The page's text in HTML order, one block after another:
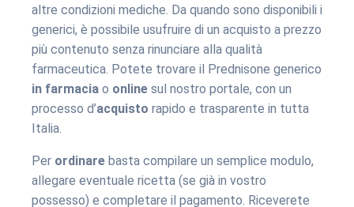
altre condizioni mediche. Da quando sono disponibili i
generici, è possibile usufruire di un acquisto a prezzo
più contenuto senza rinunciare alla qualità
farmaceutica. Potete trovare il Prednisone generico
in farmacia o online sul nostro portale, con un
processo d’acquisto rapido e trasparente in tutta
Italia.
Per ordinare basta compilare un semplice modulo,
allegare eventuale ricetta (se già in vostro
possesso) e completare il pagamento. Riceverete